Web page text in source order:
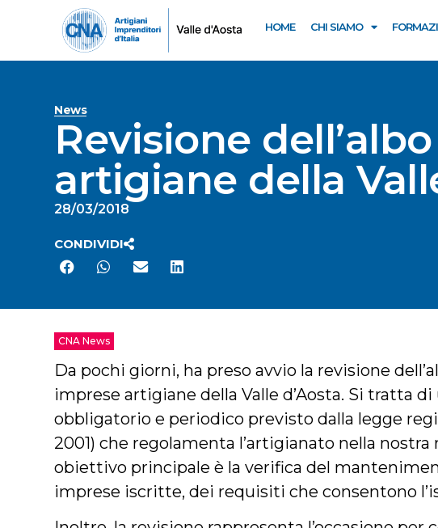
HOME CHI SIAMO
News
Revisione
artigiane della
28/03/2018
CONDIVIDI
CNA News
Da pochi giorni, ha preso avvio la revisione
imprese artigiane della Valle d’Aosta. Si tratta
obbligatorio e periodico previsto dalla legge
2001) che regolamenta l’artigianato nella nostra
obiettivo principale è la verifica del
imprese iscritte, dei requisiti che consentono